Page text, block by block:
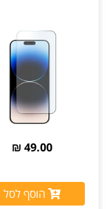
49.00 ₪
הוסף לסל